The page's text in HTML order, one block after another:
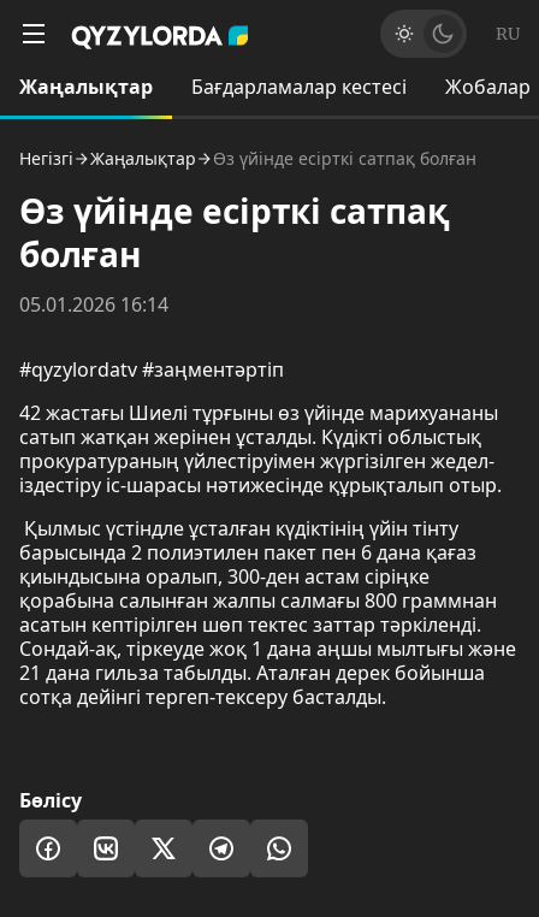
RU
Жаңалықтар Бағдарламалар кестесі Жобалар
Негізгі Жаңалықтар Өз үйінде есірткі сатпақ болған
Өз үйінде есірткі сатпақ
болған
05.01.2026 16:14
#qyzylordatv #заңментәртіп
42 жастағы Шиелі тұрғыны өз үйінде марихуананы
сатып жатқан жерінен ұсталды. Күдікті облыстық
прокуратураның үйлестіруімен жүргізілген жедел-
іздестіру іс-шарасы нәтижесінде құрықталып отыр.
Қылмыс үстіндле ұсталған күдіктінің үйін тінту
барысында 2 полиэтилен пакет пен 6 дана қағаз
қиындысына оралып, 300-ден астам сіріңке
қорабына салынған жалпы салмағы 800 граммнан
асатын кептірілген шөп тектес заттар тәркіленді.
Сондай-ақ, тіркеуде жоқ 1 дана аңшы мылтығы және
21 дана гильза табылды. Аталған дерек бойынша
сотқа дейінгі тергеп-тексеру басталды.
Бөлісу